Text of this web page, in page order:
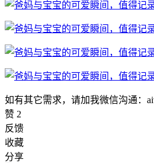
如有其它需求，请加我微信沟通：
赞 2
反馈
收藏
分享